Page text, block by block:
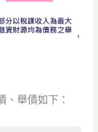
、舉債如下：